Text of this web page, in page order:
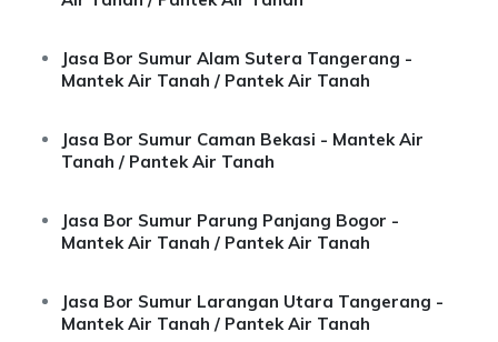
Jasa Bor Sumur Alam Sutera Tangerang -
Mantek Air Tanah / Pantek Air Tanah
Jasa Bor Sumur Caman Bekasi - Mantek Air
Tanah / Pantek Air Tanah
Jasa Bor Sumur Parung Panjang Bogor -
Mantek Air Tanah / Pantek Air Tanah
Jasa Bor Sumur Larangan Utara Tangerang -
Mantek Air Tanah / Pantek Air Tanah